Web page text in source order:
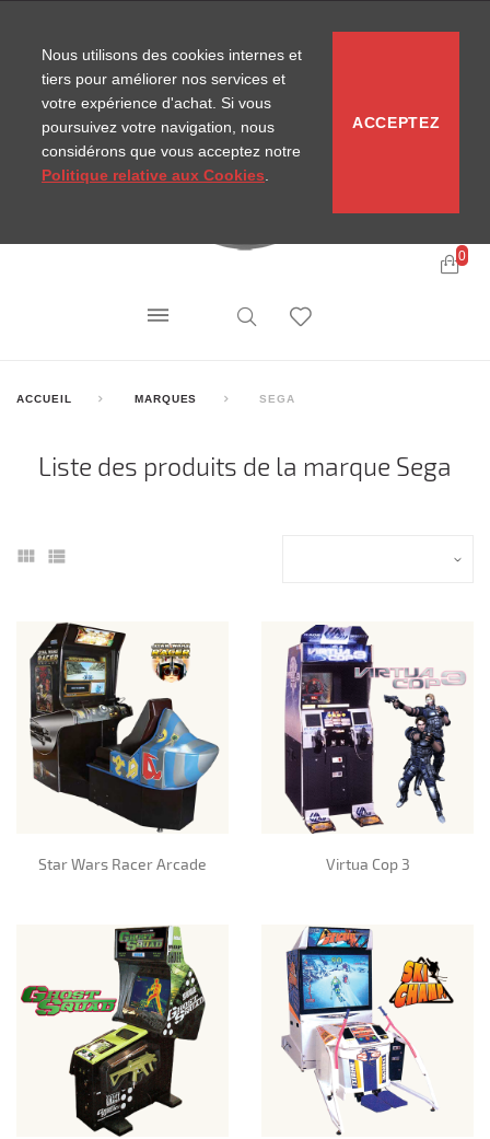
0
ACCUEIL MARQUES SEGA
Liste des produits de la marque Sega
Star Wars Racer Arcade Virtua Cop 3
Nous utilisons des cookies internes et
tiers pour améliorer nos services et
votre expérience d'achat. Si vous
poursuivez votre navigation, nous
considérons que vous acceptez notre
Politique relative aux Cookies
ACCEPTEZ